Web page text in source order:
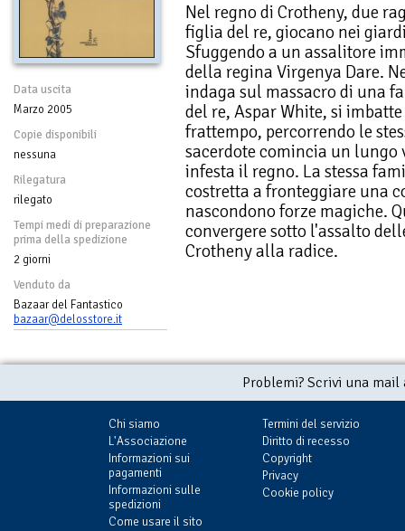
Data uscita
Marzo 2005
Copie disponibili
nessuna
Rilegatura
rilegato
Tempi medi di preparazione
prima della spedizione
2 giorni
Venduto da
Bazaar del Fantastico
bazaar@delosstore.it
Nel regno di Crotheny, due
figlia del re, giocano nei
Sfuggendo a un assalitore
della regina Virgenya Dare.
indaga sul massacro di una
del re, Aspar White, si
frattempo, percorrendo le
sacerdote comincia un
infesta il regno. La stessa
costretta a fronteggiare una
nascondono forze magiche.
convergere sotto l'assalto
Crotheny alla radice.
Problemi? Scrivi una
Chi siamo
L'Associazione
Informazioni sui
pagamenti
Informazioni sulle
spedizioni
Come usare il sito
Termini del servizio
Diritto di recesso
Copyright
Privacy
Cookie policy